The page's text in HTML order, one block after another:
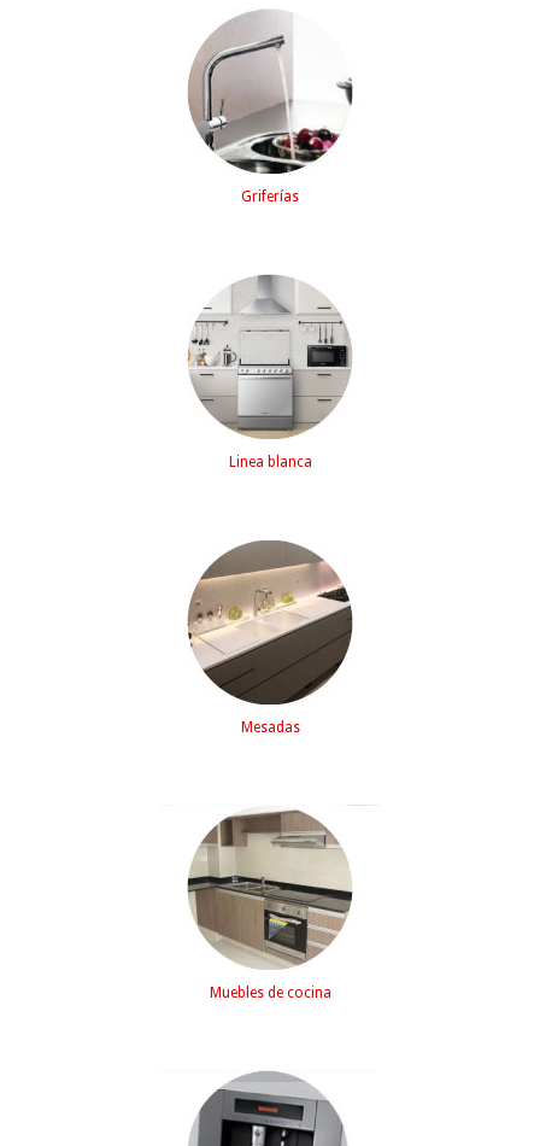
Griferías
Linea blanca
Mesadas
Muebles de cocina